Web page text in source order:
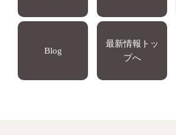
Blog
最新情報トッ
プへ